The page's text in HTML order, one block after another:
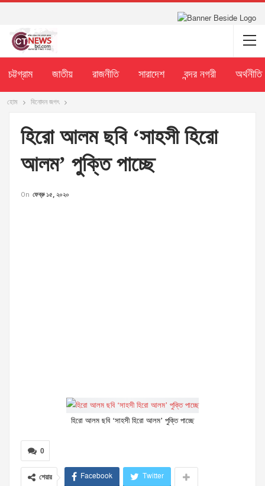
চট্টগ্রাম জাতীয় রাজনীতি সারাদেশ বন্দর নগরী অর্থনীতি
হোম বিনোদন জগৎ
হিরো আলম ছবি ‘সাহসী হিরো
আলম’ পুক্তি পাচ্ছে
On ফেব্রু ১৫, ২০২০
হিরো আলম ছবি ‘সাহসী হিরো আলম’ পুক্তি পাচ্ছে
0
শেয়ার Facebook Twitter